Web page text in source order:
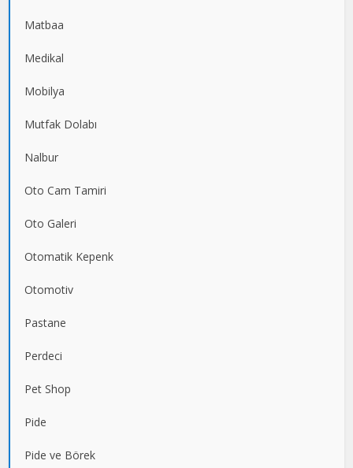
Matbaa
Medikal
Mobilya
Mutfak Dolabı
Nalbur
Oto Cam Tamiri
Oto Galeri
Otomatik Kepenk
Otomotiv
Pastane
Perdeci
Pet Shop
Pide
Pide ve Börek